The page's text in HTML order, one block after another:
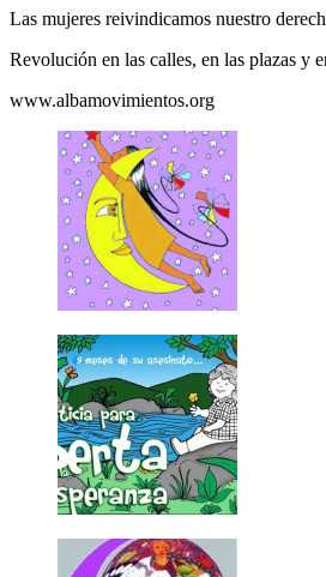
Las mujeres reivindicamos nuestro
Revolución en las calles, en las plazas y
www.albamovimientos.org